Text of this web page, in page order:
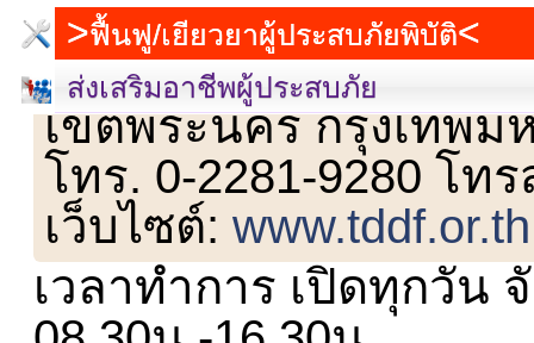
ฟื้นฟู/เยียวยาผู้ประสบภัยพิบัติ
ส่งเสริมอาชีพผู้ประสบภัย
เลขที่ 23 ชั้น 2 ถนนวิ
เขตพระนคร กรุงเทพม
โทร. 0-2281-9280 โท
เว็บไซต์:www.tddf.or.th
เวลาทำการ เปิดทุกวัน